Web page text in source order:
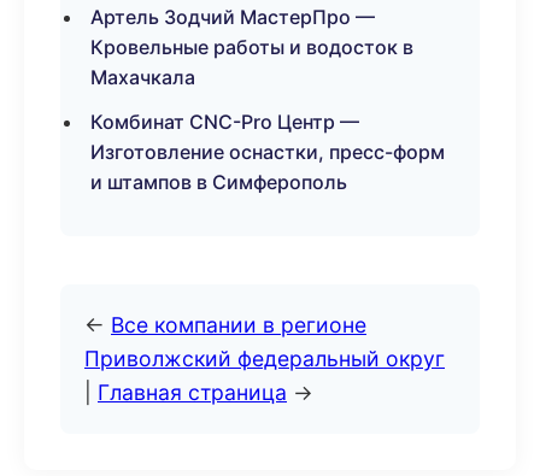
Артель Зодчий МастерПро —
Кровельные работы и водосток в
Махачкала
Комбинат CNC-Pro Центр —
Изготовление оснастки, пресс-форм
и штампов в Симферополь
← Все компании в регионе
Приволжский федеральный округ
Главная страница →